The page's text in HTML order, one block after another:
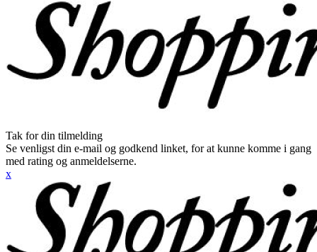
Tak for din tilmelding
Se venligst din e-mail og godkend linket, for at kunne komme i gang
med rating og anmeldelserne.
x